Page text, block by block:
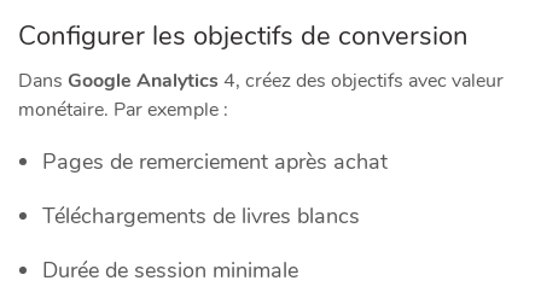
Configurer les objectifs de conversion
Dans Google Analytics4, créez des objectifs avec valeur
monétaire. Par exemple :
Pages de remerciement après achat
Téléchargements de livres blancs
Durée de session minimale